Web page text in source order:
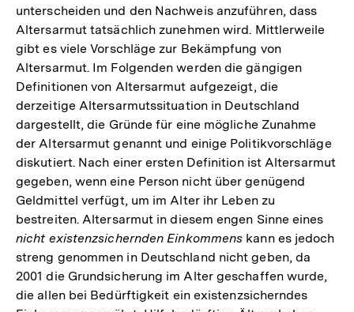
unterscheiden und den Nachweis anzuführen, dass
Altersarmut tatsächlich zunehmen wird. Mittlerweile
gibt es viele Vorschläge zur Bekämpfung von
Altersarmut. Im Folgenden werden die gängigen
Definitionen von Altersarmut aufgezeigt, die
derzeitige Altersarmutssituation in Deutschland
dargestellt, die Gründe für eine mögliche Zunahme
der Altersarmut genannt und einige Politikvorschläge
diskutiert. Nach einer ersten Definition ist Altersarmut
gegeben, wenn eine Person nicht über genügend
Geldmittel verfügt, um im Alter ihr Leben zu
bestreiten. Altersarmut in diesem engen Sinne eines
nicht existenzsichernden Einkommens kann es jedoch
streng genommen in Deutschland nicht geben, da
2001 die Grundsicherung im Alter geschaffen wurde,
die allen bei Bedürftigkeit ein existenzsicherndes